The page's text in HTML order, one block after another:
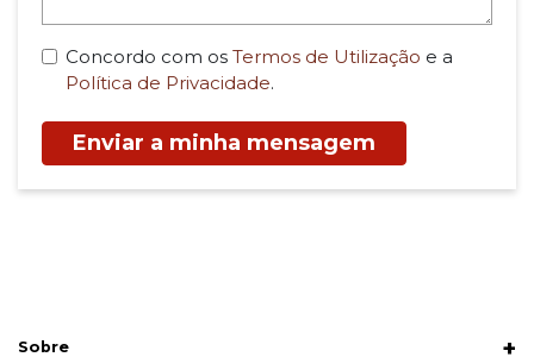
Concordo com os Termos de Utilização e a
Política de Privacidade.
Enviar a minha mensagem
Sobre